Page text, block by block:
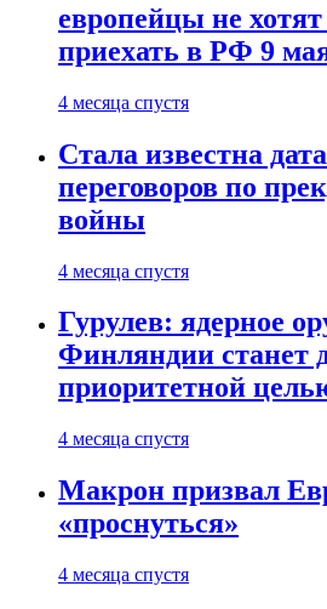
европейцы не
приехать в РФ 9
4 месяца спустя
Стала известна
переговоров по
войны
4 месяца спустя
Гурулев: ядерное
Финляндии станет
приоритетной
4 месяца спустя
Макрон призвал
«проснуться»
4 месяца спустя